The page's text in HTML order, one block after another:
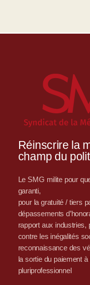
Réinscrire la
champ du
Le SMG milite pour
garanti,
pour la gratuité / tiers
dépassements
rapport aux industries,
contre les inégalités
reconnaissance des
la sortie du paiement
pluriprofessionnel